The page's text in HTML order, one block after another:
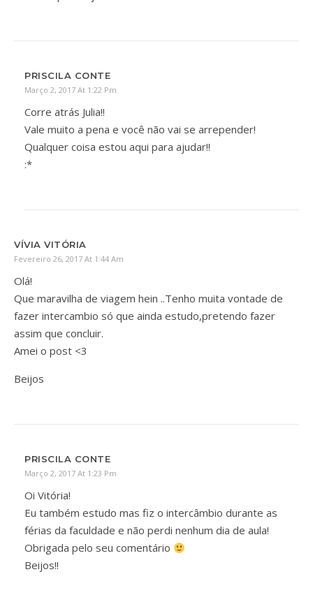
PRISCILA CONTE
Março 2, 2017 At 1:22 Pm
Corre atrás Julia!!
Vale muito a pena e você não vai se arrepender!
Qualquer coisa estou aqui para ajudar!!
:*
VÍVIA VITÓRIA
Fevereiro 26, 2017 At 1:44 Am
Olá!
Que maravilha de viagem hein ..Tenho muita vontade de
fazer intercambio só que ainda estudo,pretendo fazer
assim que concluir.
Amei o post <3
Beijos
PRISCILA CONTE
Março 2, 2017 At 1:23 Pm
Oi Vitória!
Eu também estudo mas fiz o intercâmbio durante as
férias da faculdade e não perdi nenhum dia de aula!
Obrigada pelo seu comentário
Beijos!!